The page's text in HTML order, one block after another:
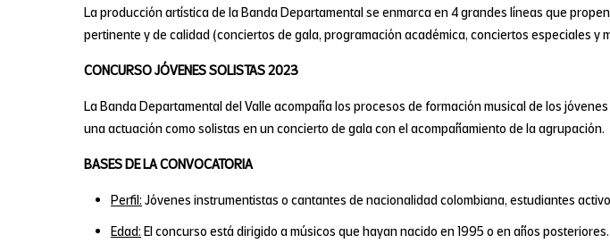
La producción artística de la Banda Departamental se enmarca en 4 grandes líneas que
pertinente y de calidad (conciertos de gala, programación académica, conciertos especiales y
CONCURSO JÓVENES SOLISTAS 2023
La Banda Departamental del Valle acompaña los procesos de formación musical de los
una actuación como solistas en un concierto de gala con el acompañamiento de la agrupación.
BASES DE LA CONVOCATORIA
Perfil: Jóvenes instrumentistas o cantantes de nacionalidad colombiana, estudiantes
Edad: El concurso está dirigido a músicos que hayan nacido en 1995 o en años posteriores.